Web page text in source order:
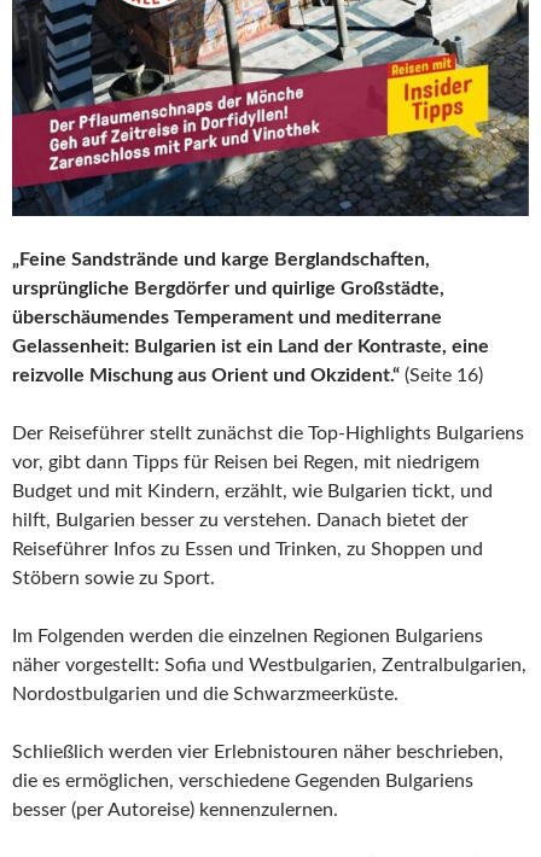
„Feine Sandstrände und karge Berglandschaften,
ursprüngliche Bergdörfer und quirlige Großstädte,
überschäumendes Temperament und mediterrane
Gelassenheit: Bulgarien ist ein Land der Kontraste, eine
reizvolle Mischung aus Orient und Okzident.“ (Seite 16)
Der Reiseführer stellt zunächst die Top‑Highlights Bulgariens
vor, gibt dann Tipps für Reisen bei Regen, mit niedrigem
Budget und mit Kindern, erzählt, wie Bulgarien tickt, und
hilft, Bulgarien besser zu verstehen. Danach bietet der
Reiseführer Infos zu Essen und Trinken, zu Shoppen und
Stöbern sowie zu Sport.
Im Folgenden werden die einzelnen Regionen Bulgariens
näher vorgestellt: Sofia und Westbulgarien, Zentralbulgarien,
Nordostbulgarien und die Schwarzmeerküste.
Schließlich werden vier Erlebnistouren näher beschrieben,
die es ermöglichen, verschiedene Gegenden Bulgariens
besser (per Autoreise) kennenzulernen.